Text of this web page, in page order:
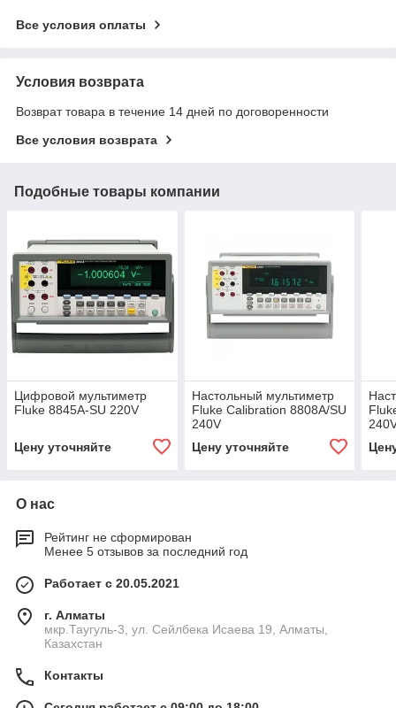
Все условия оплаты
Условия возврата
Возврат товара в течение 14 дней по договоренности
Все условия возврата
Подобные товары компании
Цифровой мультиметр
Fluke 8845A-SU 220V
Цену уточняйте
Настольный мультиметр
Fluke Calibration 8808A/SU
240V
Цену уточняйте
О нас
Рейтинг не сформирован
Менее 5 отзывов за последний год
Работает с 20.05.2021
г. Алматы
мкр.Таугуль-3, ул. Сейлбека Исаева 19, Алматы,
Казахстан
Контакты